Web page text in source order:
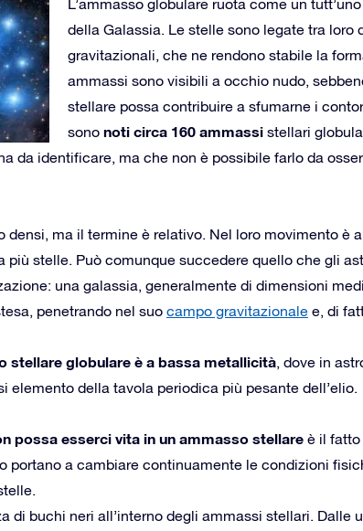
L’ammasso globulare ruota come un
della Galassia. Le stelle sono legate tra loro
gravitazionali, che ne rendono stabile la
ammassi sono visibili a occhio nudo,
stellare possa contribuire a sfumarne i
sono noti circa 160 ammassi stellari
da identificare, ma che non è possibile farlo da
densi, ma il termine è relativo. Nel loro movimento è
più stelle. Può comunque succedere quello che gli
una galassia, generalmente di dimensioni
penetrando nel suo campo gravitazionale e, di
stellare globulare è a bassa metallicità, dove in
elemento della tavola periodica più pesante dell’elio.
possa esserci vita in un ammasso stellare è il
portano a cambiare continuamente le condizioni
di buchi neri all’interno degli ammassi stellari. Dalle